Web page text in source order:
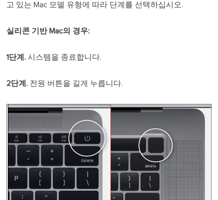
고 있는 Mac 모델 유형에 따라 단계를 선택하십시오.
실리콘 기반 Mac의 경우:
1단계. 시스템을 종료합니다.
2단계. 전원 버튼을 길게 누릅니다.